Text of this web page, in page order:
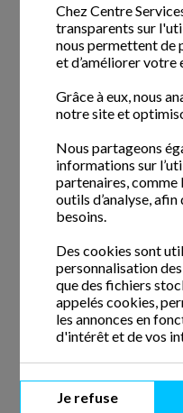
Chez Centre
transparents sur
nous permettent de
et d’améliorer votre
Grâce à eux, nous
notre site et
Nous partageons
informations sur
partenaires, comme
outils d’analyse,
besoins.
Des cookies sont
personnalisation
que des fichiers
appelés cookies,
les annonces en
d'intérêt et de vos
Je refuse
Publié il y a 6 jours et 11
Contrat en CDI -01700
Nous sommes à la
ménager/ménagère pour
notre agence 01700
près de chez vous ? ...
Voir l'offre
Aucune offre